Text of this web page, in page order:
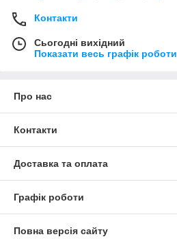
Контакти
Сьогодні вихідний
Показати весь графік роботи
Про нас
Контакти
Доставка та оплата
Графік роботи
Повна версія сайту